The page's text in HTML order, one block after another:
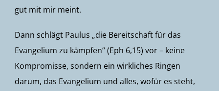
gut mit mir meint.
Dann schlägt Paulus „die Bereitschaft für das
Evangelium zu kämpfen“ (Eph 6,15) vor – keine
Kompromisse, sondern ein wirkliches Ringen
darum, das Evangelium und alles, wofür es steht,